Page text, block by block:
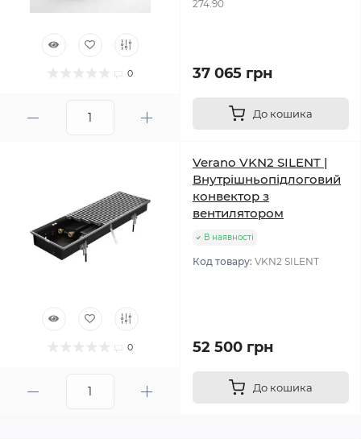
0
274.90
37 065 грн
До кошика
0
Verano VKN2 SILENT |
Внутрішньопідлоговий
конвектор з
вентилятором
В наявності
Код товару: VKN2 SILENT
52 500 грн
До кошика